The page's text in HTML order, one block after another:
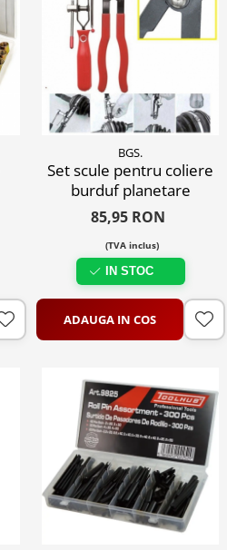
BGS.
Set scule pentru coliere
burduf planetare
85,95 RON
(TVA inclus)
IN STOC
ADAUGA IN COS